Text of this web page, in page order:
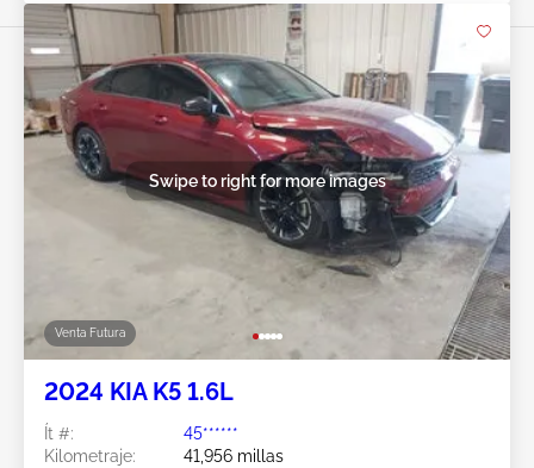
Venta Futura
Swipe to right for more images
2024 KIA K5 1.6L
Ít #:
45******
Kilometraje:
41,956 millas